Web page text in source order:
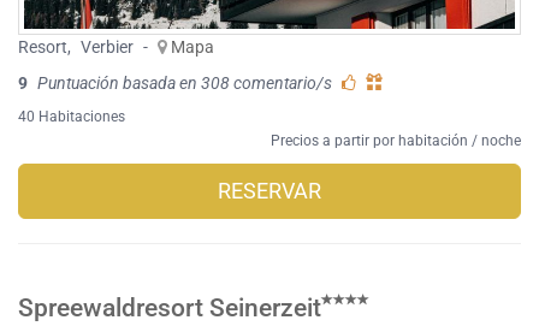
Resort, Verbier -
Mapa
9 Puntuación basada en 308 comentario/s
40 Habitaciones
Precios a partir por habitación / noche
RESERVAR
Spreewaldresort Seinerzeit